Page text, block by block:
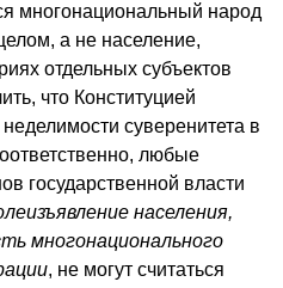
многонациональный народ
а не население,
отдельных субъектов
что Конституцией
суверенитета в
любые
государственной власти
населения,
многонационального
, не могут считаться